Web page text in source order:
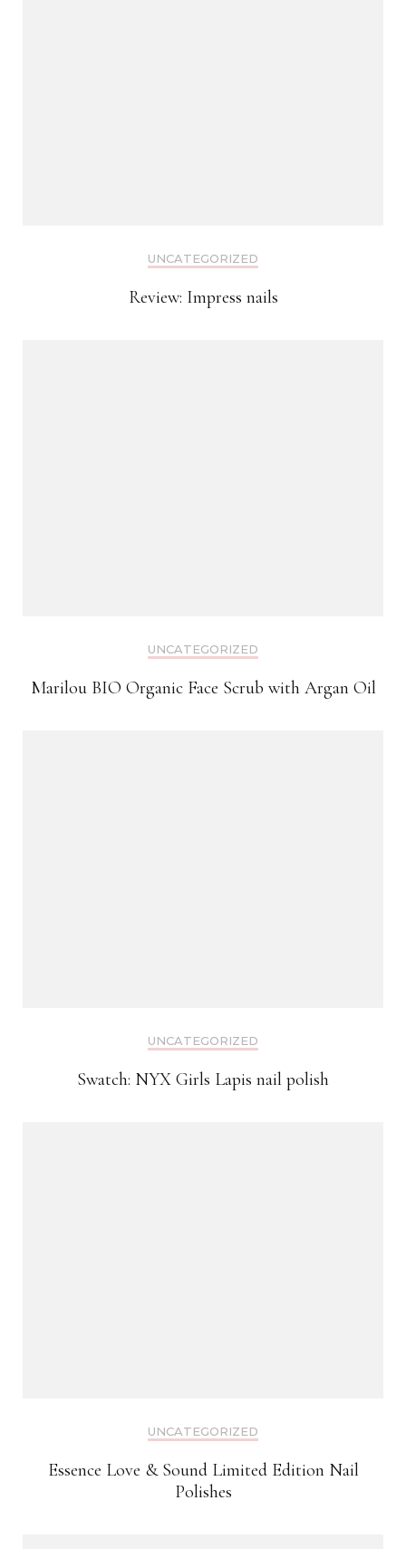
UNCATEGORIZED
Review: Impress nails
UNCATEGORIZED
Marilou BIO Organic Face Scrub with Argan Oil
UNCATEGORIZED
Swatch: NYX Girls Lapis nail polish
UNCATEGORIZED
Essence Love & Sound Limited Edition Nail
Polishes